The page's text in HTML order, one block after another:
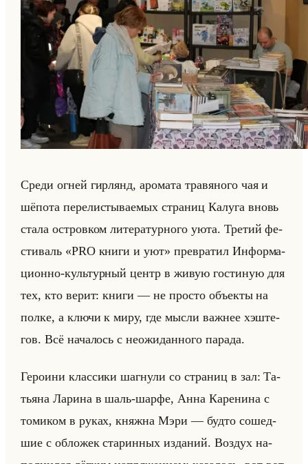
Среди огней гир­лянд, аро­ма­та тра­вя­но­го чая и
шё­по­та пе­ре­ли­сты­ва­емых стра­ниц Ка­лу­га вновь
стала ост­ров­ком ли­те­ра­тур­но­го уюта. Тре­тий фе­
сти­валь «PRO книги и уют» пре­вра­тил Ин­фор­ма­
ци­он­но-культур­ный центр в живую го­сти­ную для
тех, кто верит: книги — не про­сто объек­ты на
полке, а ключи к миру, где мысли важ­нее хэ­ште­
гов. Всё на­ча­лось с неожи­дан­но­го па­ра­да.
Ге­ро­ини клас­си­ки шаг­ну­ли со стра­ниц в зал: Та­
тья­на Ла­ри­на в шаль-шарфе, Анна Ка­ре­ни­на с
то­ми­ком в руках, княж­на Мэри — будто со­шед­
шие с об­ло­жек ста­рин­ных из­да­ний. Воз­дух на­